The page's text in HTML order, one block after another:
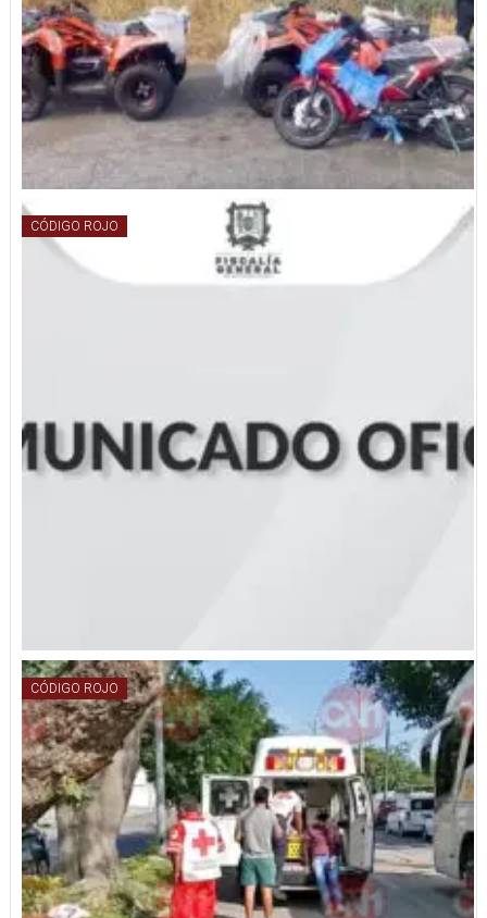
CÓDIGO ROJO
CÓDIGO ROJO